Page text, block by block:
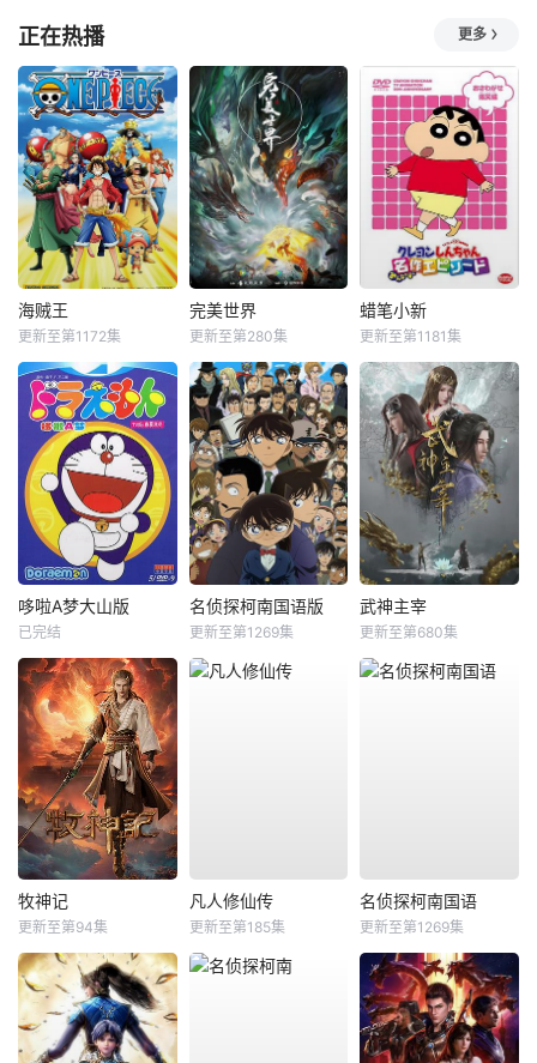
正在热播 更多
海贼王
更新至第1172集
完美世界
更新至第280集
蜡笔小新
更新至第1181集
哆啦A梦大山版
已完结
名侦探柯南国语版
更新至第1269集
武神主宰
更新至第680集
牧神记
更新至第94集
凡人修仙传
更新至第185集
名侦探柯南国语
更新至第1269集